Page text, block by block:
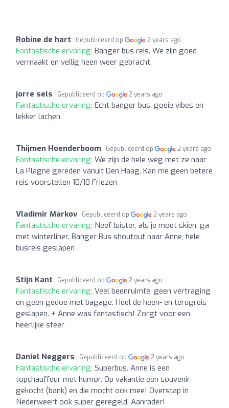
Robine de hart Gepubliceerd op 2 years ago
Fantastische ervaring: Banger bus reis. We zijn goed
vermaakt en veilig heen weer gebracht.
jorre sels Gepubliceerd op 2 years ago
Fantastische ervaring: Echt banger bus, goeie vibes en
lekker lachen
Thijmen Hoenderboom Gepubliceerd op 2 years ago
Fantastische ervaring: We zijn de hele weg met ze naar
La Plagne gereden vanuit Den Haag. Kan me geen betere
reis voorstellen 10/10 Friezen
Vladimir Markov Gepubliceerd op 2 years ago
Fantastische ervaring: Neef luister, als je moet skien, ga
met winterliner. Banger Bus shoutout naar Anne, hele
busreis geslapen
Stijn Kant Gepubliceerd op 2 years ago
Fantastische ervaring: Veel beenruimte, geen vertraging
en geen gedoe met bagage. Heel de heen- en terugreis
geslapen. + Anne was fantastisch! Zorgt voor een
heerlijke sfeer
Daniel Neggers Gepubliceerd op 2 years ago
Fantastische ervaring: Superbus. Anne is een
topchauffeur met humor. Op vakantie een souvenir
gekocht (bank) en die mocht ook mee! Overstap in
Nederweert ook super geregeld. Aanrader!